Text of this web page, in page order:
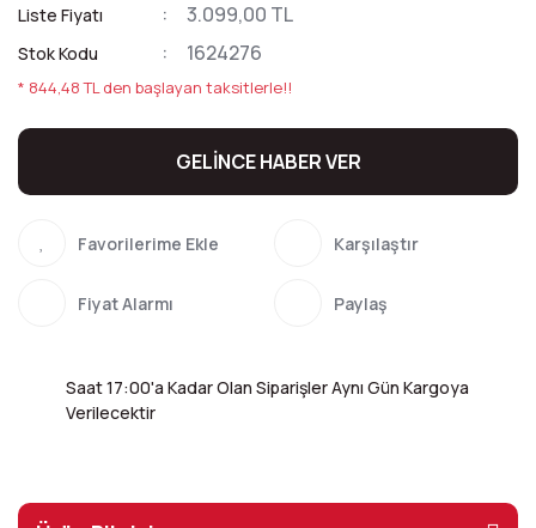
Liste Fiyatı 3.099,00 TL
Stok Kodu 1624276
* 844,48 TL den başlayan taksitlerle!!
GELİNCE HABER VER
Karşılaştır
Fiyat Alarmı Paylaş
Saat 17:00'a Kadar Olan Siparişler Aynı Gün Kargoya
Verilecektir